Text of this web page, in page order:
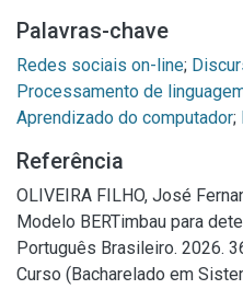
Palavras-chave
Redes sociais on-line;
Processamento de
Aprendizado do computador;
Referência
OLIVEIRA FILHO, José
Modelo BERTimbau para
Português Brasileiro. 2026.
Curso (Bacharelado em